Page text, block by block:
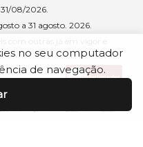
no seu computador
de navegação.
08/2026.
a 31 agosto. 2026.